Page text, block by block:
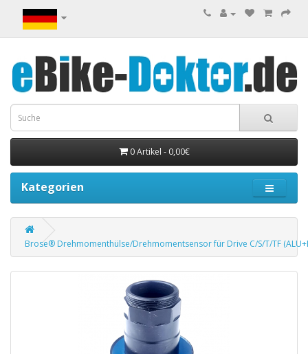
0 Artikel - 0,00€
Kategorien
Brose® Drehmomenthülse/Drehmomentsensor für Drive C/S/T/TF